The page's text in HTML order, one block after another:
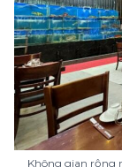
Không gian rộng